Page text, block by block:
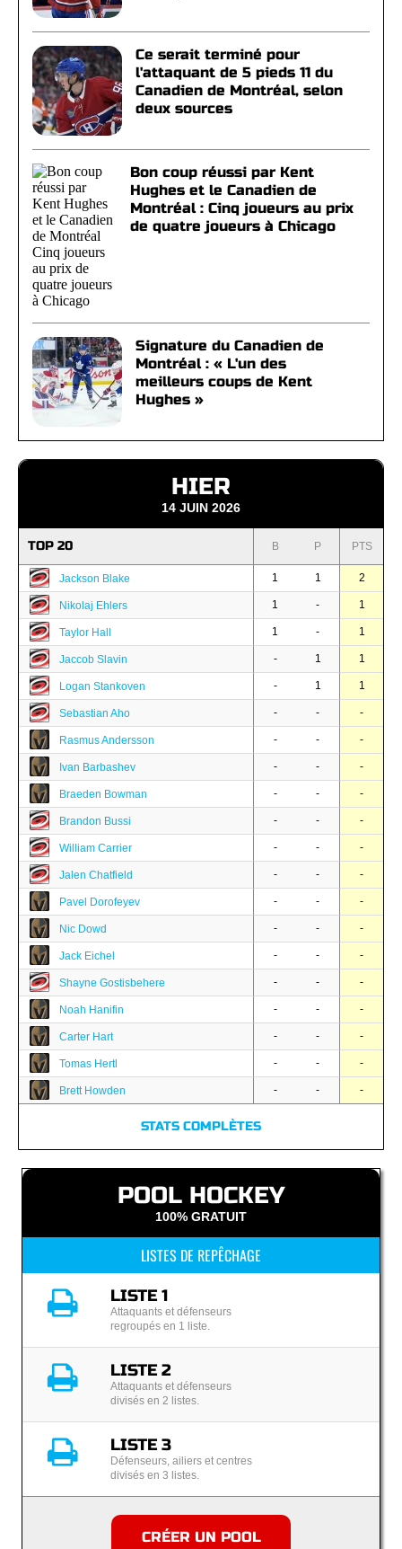
Ce serait terminé pour
l'attaquant de 5 pieds 11 du
Canadien de Montréal, selon
deux sources
Bon coup réussi par Kent
Hughes et le Canadien de
Montréal : Cinq joueurs au prix
de quatre joueurs à Chicago
Signature du Canadien de
Montréal : « L'un des
meilleurs coups de Kent
Hughes »
HIER
14 JUIN 2026
TOP 20 B P PTS
Jackson Blake 1 1 2
Nikolaj Ehlers 1 - 1
Taylor Hall 1 - 1
Jaccob Slavin - 1 1
Logan Stankoven - 1 1
Sebastian Aho - - -
Rasmus Andersson - - -
Ivan Barbashev - - -
Braeden Bowman - - -
Brandon Bussi - - -
William Carrier - - -
Jalen Chatfield - - -
Pavel Dorofeyev - - -
Nic Dowd - - -
Jack Eichel - - -
Shayne Gostisbehere - - -
Noah Hanifin - - -
Carter Hart - - -
Tomas Hertl - - -
Brett Howden - - -
STATS COMPLÈTES
POOL HOCKEY
100% GRATUIT
LISTES DE REPÊCHAGE
LISTE 1
Attaquants et défenseurs
regroupés en 1 liste.
LISTE 2
Attaquants et défenseurs
divisés en 2 listes.
LISTE 3
Défenseurs, ailiers et centres
divisés en 3 listes.
CRÉER UN POOL